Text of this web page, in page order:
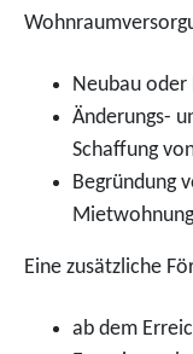
Neubau
Änderungs-
Schaffung
Begründung
Eine zusätzliche
ab dem